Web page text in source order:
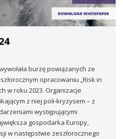
burzę powiązanych ze
opracowaniu „Risk in
w roku 2023. Organizacje
z niej poli-kryzysem – z
występującymi
gospodarka Europy,
w następstwie zeszłorocznego